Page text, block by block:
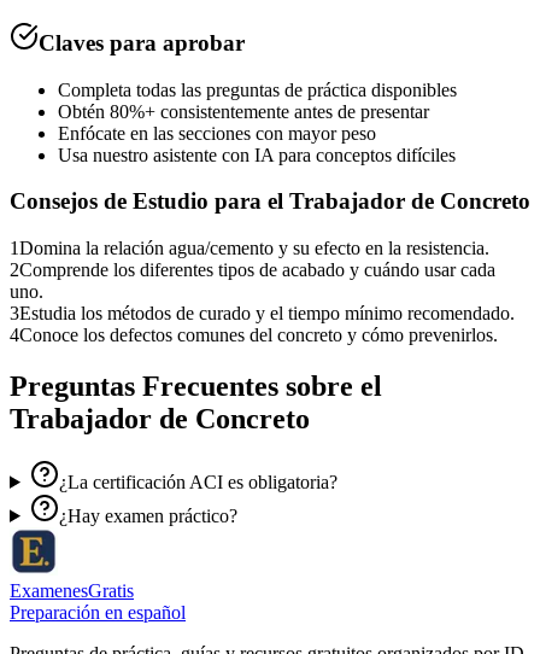
Claves para aprobar
Completa todas las preguntas de práctica disponibles
Obtén 80%+ consistentemente antes de presentar
Enfócate en las secciones con mayor peso
Usa nuestro asistente con IA para conceptos difíciles
Consejos de Estudio para el Trabajador de Concreto
1Domina la relación agua/cemento y su efecto en la resistencia.
2Comprende los diferentes tipos de acabado y cuándo usar cada
uno.
3Estudia los métodos de curado y el tiempo mínimo recomendado.
4Conoce los defectos comunes del concreto y cómo prevenirlos.
Preguntas Frecuentes sobre el
Trabajador de Concreto
¿La certificación ACI es obligatoria?
¿Hay examen práctico?
ExamenesGratis
Preparación en español